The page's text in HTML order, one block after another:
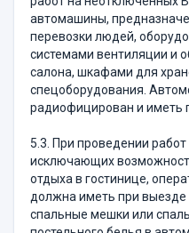
автомашины,
перевозки людей,
системами вентиляции и
салона, шкафами для
спецоборудования.
радиофицирован и иметь
5.3. При проведении
исключающих
отдыха в гостинице,
должна иметь при выезде
спальные мешки или